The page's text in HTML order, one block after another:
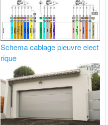
Schema cablage pieuvre elect
rique